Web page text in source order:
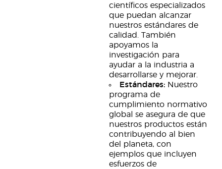
científicos especializados
que puedan alcanzar
nuestros estándares de
calidad. También
apoyamos la
investigación para
ayudar a la industria a
desarrollarse y mejorar.
Estándares: Nuestro
programa de
cumplimiento normativo
global se asegura de que
nuestros productos están
contribuyendo al bien
del planeta, con
ejemplos que incluyen
esfuerzos de